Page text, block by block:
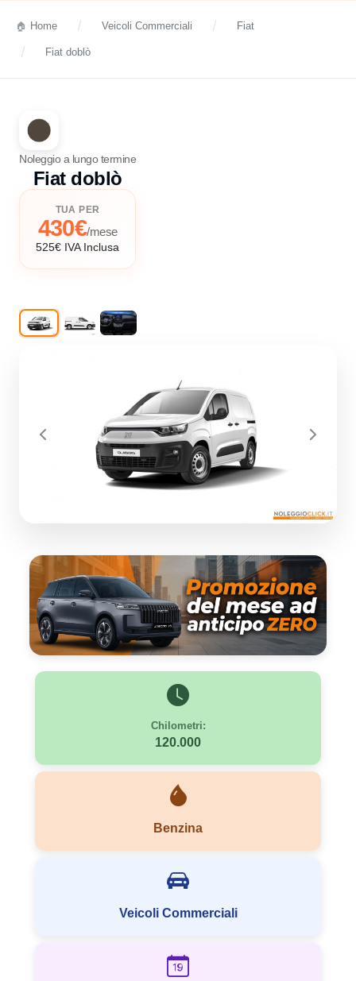
Home Veicoli Commerciali Fiat
Fiat doblò
Noleggio a lungo termine
Fiat doblò
TUA PER
430€/mese
525€ IVA Inclusa
Previous Next
Chilometri:
120.000
Benzina
Veicoli Commerciali